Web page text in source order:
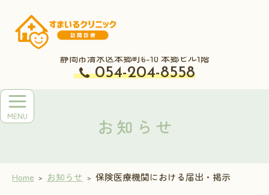
すまいるクリニック
静岡市清水区本郷町6-10 本郷ビル1階
054-204-8558
Home お知らせ 保険医療機関における届出・掲示
お知らせ